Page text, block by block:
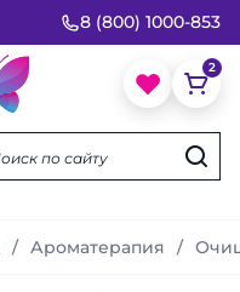
8 (800) 1000-853
Ароматерапия